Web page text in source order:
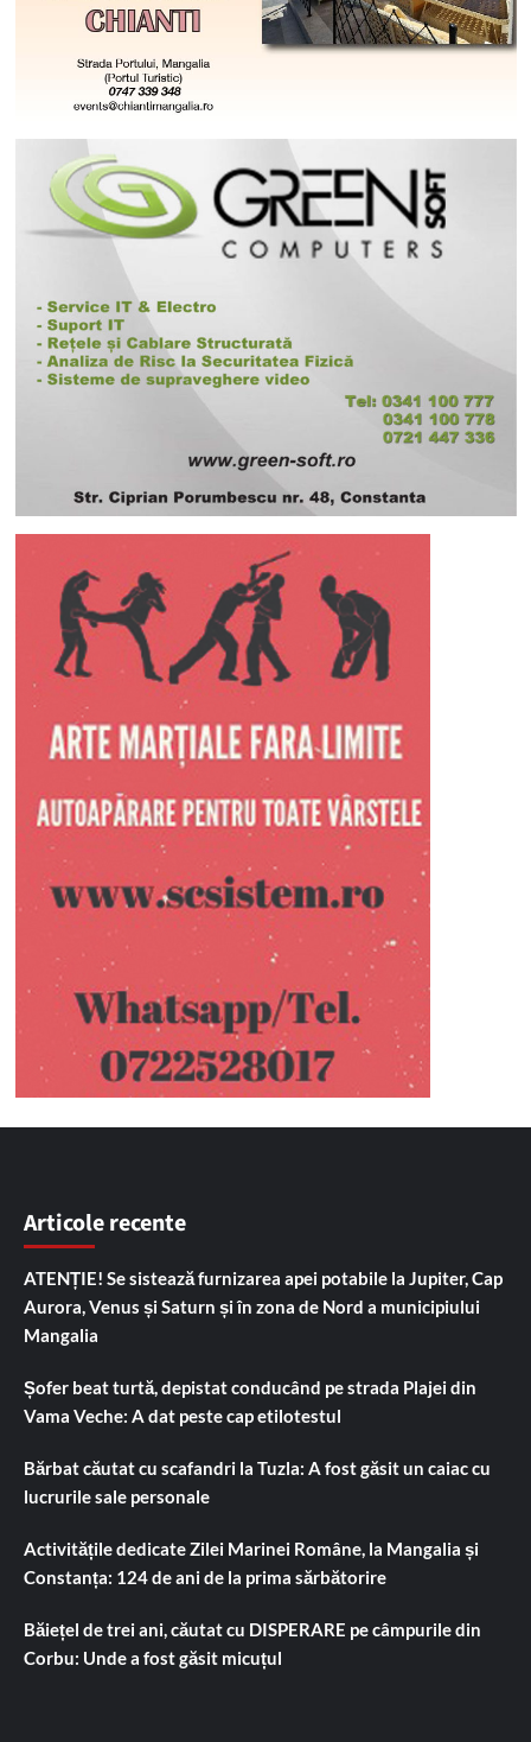
Articole recente
ATENȚIE! Se sistează furnizarea apei potabile la Jupiter, Cap
Aurora, Venus și Saturn și în zona de Nord a municipiului
Mangalia
Șofer beat turtă, depistat conducând pe strada Plajei din
Vama Veche: A dat peste cap etilotestul
Bărbat căutat cu scafandri la Tuzla: A fost găsit un caiac cu
lucrurile sale personale
Activitățile dedicate Zilei Marinei Române, la Mangalia și
Constanța: 124 de ani de la prima sărbătorire
Băiețel de trei ani, căutat cu DISPERARE pe câmpurile din
Corbu: Unde a fost găsit micuțul